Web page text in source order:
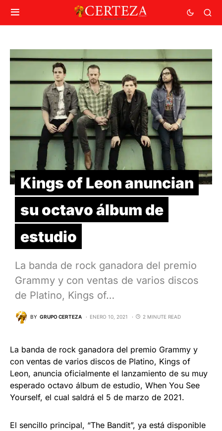
Kings of Leon anuncian
su octavo álbum de
estudio
La banda de rock ganadora del premio
Grammy y con ventas de varios discos
de Platino, Kings of…
BY GRUPO CERTEZA ENERO 10, 2021 2 MINUTE READ
La banda de rock ganadora del premio Grammy y
con ventas de varios discos de Platino, Kings of
Leon, anuncia oficialmente el lanzamiento de su muy
esperado octavo álbum de estudio, When You See
Yourself, el cual saldrá el 5 de marzo de 2021.
El sencillo principal, “The Bandit”, ya está disponible